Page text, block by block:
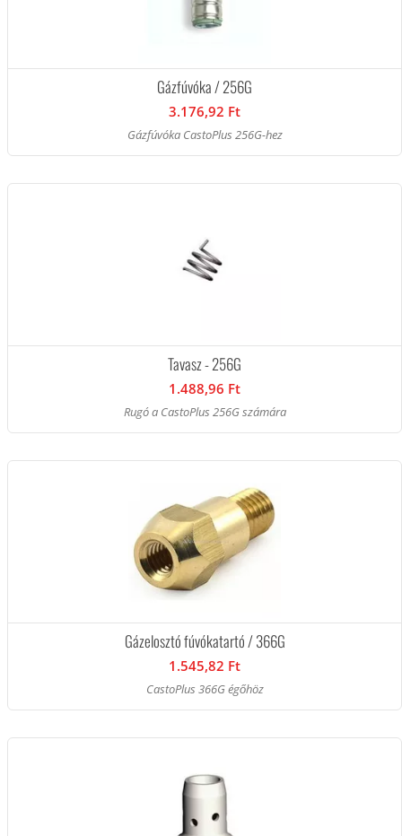
Gázfúvóka / 256G
3.176,92 Ft
Gázfúvóka CastoPlus 256G-hez
Tavasz - 256G
1.488,96 Ft
Rugó a CastoPlus 256G számára
Gázelosztó fúvókatartó / 366G
1.545,82 Ft
CastoPlus 366G égőhöz